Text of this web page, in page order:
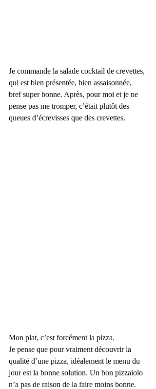
Je commande la salade cocktail de crevettes,
qui est bien présentée, bien assaisonnée,
bref super bonne. Après, pour moi et je ne
pense pas me tromper, c’était plutôt des
queues d’écrevisses que des crevettes.
Mon plat, c’est forcément la pizza.
Je pense que pour vraiment découvrir la
qualité d’une pizza, idéalement le menu du
jour est la bonne solution. Un bon pizzaiolo
n’a pas de raison de la faire moins bonne.